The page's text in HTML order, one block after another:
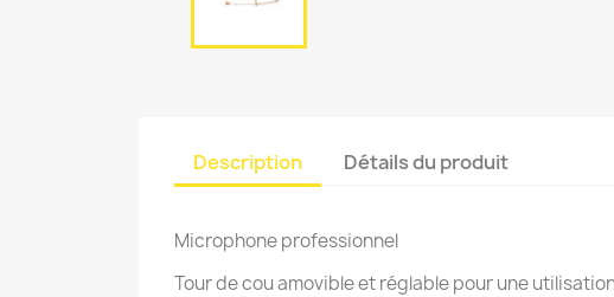
Description Détails du produit
Microphone professionnel
Tour de cou amovible et réglable pour une